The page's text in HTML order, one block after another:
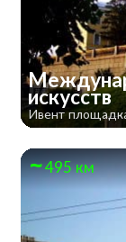
искусств
Ивент
495 км